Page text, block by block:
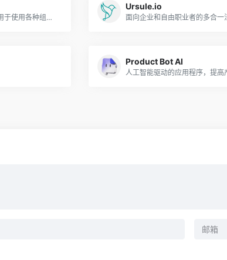
提供了一个用户友好的界面，用于使用各种组件构建网页。
Ursule.io
Product Bot AI